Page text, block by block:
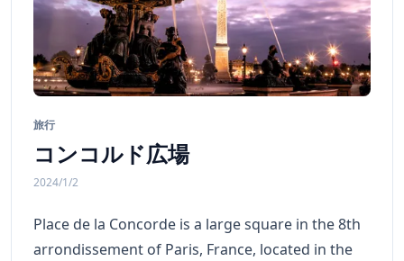
旅行
コンコルド広場
2024/1/2
Place de la Concorde is a large square in the 8th
arrondissement of Paris, France, located in the